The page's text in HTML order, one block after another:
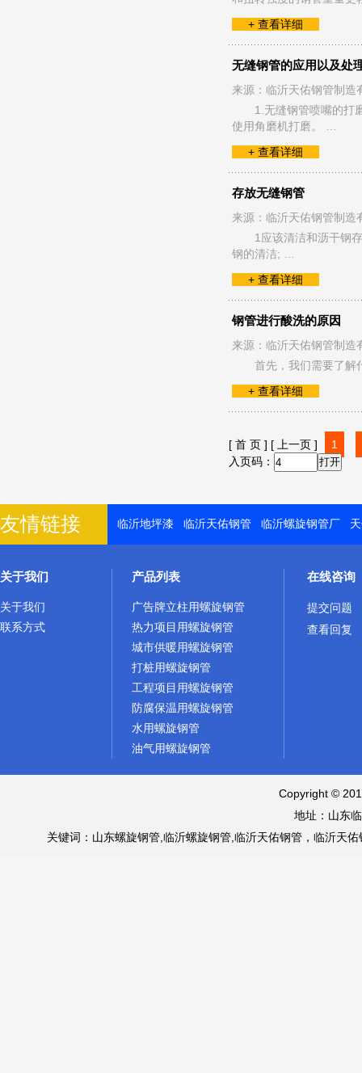
+ 查看详细
无缝钢管的应用以及处
来源：临沂天佑钢管制
1.无缝钢管喷嘴的打
使用角磨机打磨。 …
+ 查看详细
存放无缝钢管
来源：临沂天佑钢管制
1应该清洁和沥干钢
钢的清洁; …
+ 查看详细
钢管进行酸洗的原因
来源：临沂天佑钢管制
首先，我们需要了解
+ 查看详细
[ 首 页 ] [ 上一页 ] 1
入页码：
友情链接 临沂地坪漆 临沂天佑钢管 临沂螺旋钢管厂
关于我们
关于我们
联系方式
产品列表
广告牌立柱用螺旋钢管
热力项目用螺旋钢管
城市供暖用螺旋钢管
打桩用螺旋钢管
工程项目用螺旋钢管
防腐保温用螺旋钢管
水用螺旋钢管
油气用螺旋钢管
在线咨询
提交问题
查看回复
Copyright ©
地址：山东
关键词：山东螺旋钢管,临沂螺旋钢管,临沂天佑钢管，临沂天